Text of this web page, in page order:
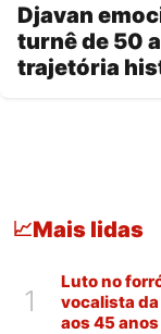
Djavan
turnê de 50
trajetória
📈Mais lidas
1
Luto no
vocalista
aos 45 anos